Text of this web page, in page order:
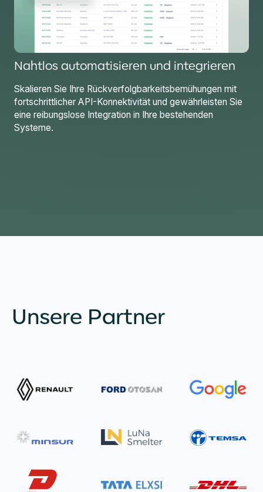
Nahtlos automatisieren und integrieren
Skalieren Sie Ihre Rückverfolgbarkeitsbemühungen mit
fortschrittlicher API-Konnektivität und gewährleisten Sie
eine reibungslose Integration in Ihre bestehenden
Systeme.
Unsere Partner